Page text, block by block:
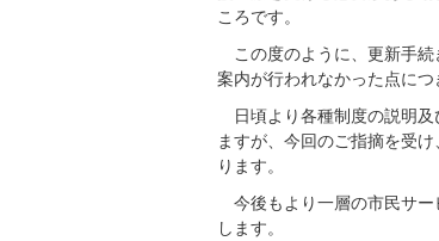
ころです。
この度のように、更新手続
案内が行われなかった点に
日頃より各種制度の説明及
ますが、今回のご指摘を受
ります。
今後もより一層の市民サー
します。